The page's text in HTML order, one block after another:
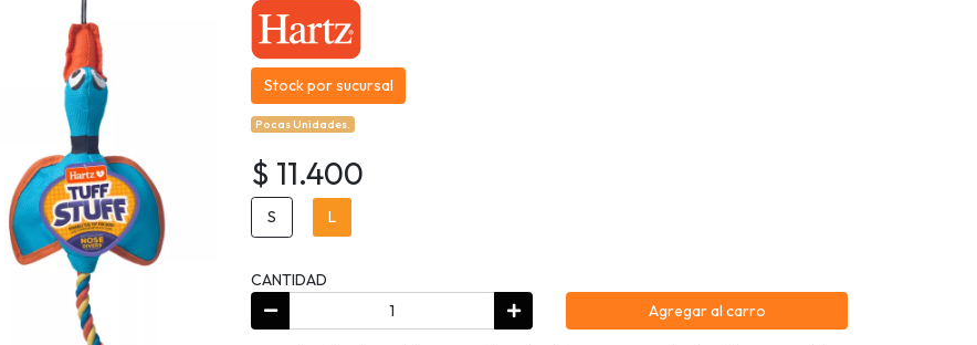
Stock por sucursal
Pocas Unidades.
$ 11.400
S L
CANTIDAD
Agregar al carro